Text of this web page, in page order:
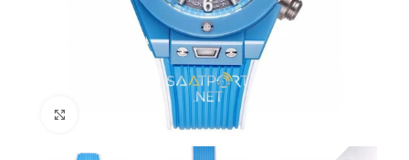
Büyütmek için tıklayın